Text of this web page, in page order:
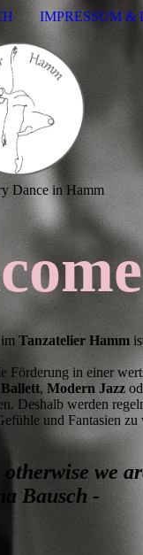
IMPRESSUM &
Dance in Hamm
Tanzatelier Hamm
in einer
, Modern Jazz
Deshalb werden
und Fantasien zu
we
Bausch -